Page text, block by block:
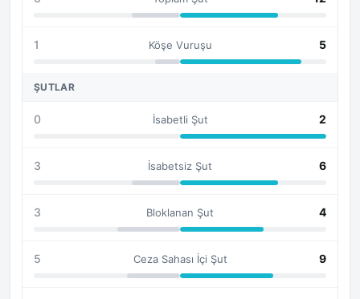
1 Köşe Vuruşu 5
ŞUTLAR
0 İsabetli Şut 2
3 İsabetsiz Şut 6
3 Bloklanan Şut 4
5 Ceza Sahası İçi Şut 9